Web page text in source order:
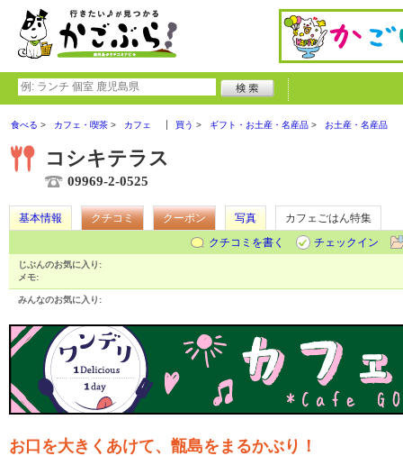
食べる カフェ・喫茶 カフェ 買う ギフト・お土産・名産品 お土産・名産品
コシキテラス
09969-2-0525
基本情報 クチコミ クーポン 写真
カフェごはん特集
クチコミを書く
チェックイン
じぶんのお気に入り:
メモ:
みんなのお気に入り:
お口を大きくあけて、甑島をまるかぶり！